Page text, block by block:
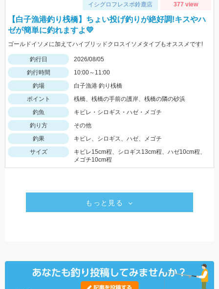
イシグロフレスポ鈴鹿店 377 view
【白子漁港釣り桟橋】ちょい投げ釣りが絶好調!キスやハ
ゼが簡単に釣れますよ💛
ゴールドイソメに加えてハイブリッドクロスイソメタイプもオススメです!
釣行日
2026/08/05
釣行時間
10:00～11:00
釣場
白子漁港 釣り桟橋
ポイント
桟橋、桟橋の手前の護岸、桟橋の隣の砂浜
釣魚
キビレ・シロギス・ハゼ・メゴチ
釣り方
その他
釣果
キビレ、シロギス、ハゼ、メゴチ
サイズ
キビレ15cm程、シロギス13cm程、ハゼ10cm程、
メゴチ10cm程
もっと見る